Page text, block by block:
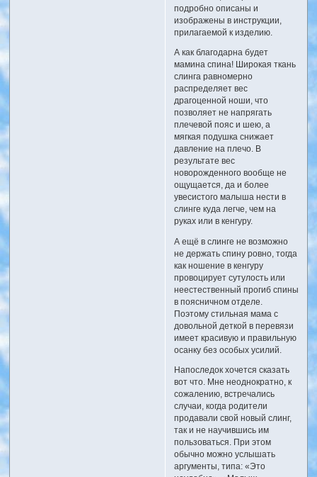
подробно описаны и
изображены в инструкции,
прилагаемой к изделию.
А как благодарна будет
мамина спина! Широкая ткань
слинга равномерно
распределяет вес
драгоценной ноши, что
позволяет не напрягать
плечевой пояс и шею, а
мягкая подушка снижает
давление на плечо. В
результате вес
новорожденного вообще не
ощущается, да и более
увесистого малыша нести в
слинге куда легче, чем на
руках или в кенгуру.
А ещё в слинге не возможно
не держать спину ровно, тогда
как ношение в кенгуру
провоцирует сутулость или
неестественный прогиб спины
в поясничном отделе.
Поэтому стильная мама с
довольной деткой в перевязи
имеет красивую и правильную
осанку без особых усилий.
Напоследок хочется сказать
вот что. Мне неоднократно, к
сожалению, встречались
случаи, когда родители
продавали свой новый слинг,
так и не научившись им
пользоваться. При этом
обычно можно услышать
аргументы, типа: «Это